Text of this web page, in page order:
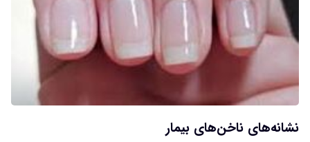
نشانه‌های ناخن‌های بیمار